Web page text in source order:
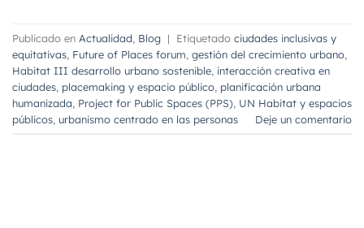
Publicado en Actualidad Blog | Etiquetado ciudades inclusivas y
equitativas Future of Places forum gestión del crecimiento urbano
Habitat III desarrollo urbano sostenible interacción creativa en
ciudades placemaking y espacio público planificación urbana
humanizada Project for Public Spaces (PPS) UN Habitat y espacios
públicos urbanismo centrado en las personas Deje un comentario